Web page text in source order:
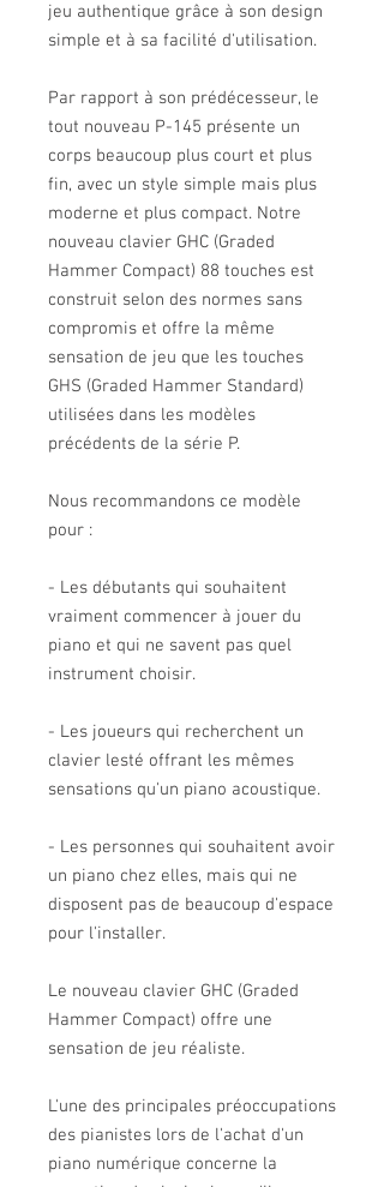
jeu authentique grâce à son design
simple et à sa facilité d'utilisation.
Par rapport à son prédécesseur, le
tout nouveau P-145 présente un
corps beaucoup plus court et plus
fin, avec un style simple mais plus
moderne et plus compact. Notre
nouveau clavier GHC (Graded
Hammer Compact) 88 touches est
construit selon des normes sans
compromis et offre la même
sensation de jeu que les touches
GHS (Graded Hammer Standard)
utilisées dans les modèles
précédents de la série P.
Nous recommandons ce modèle
pour :
- Les débutants qui souhaitent
vraiment commencer à jouer du
piano et qui ne savent pas quel
instrument choisir.
- Les joueurs qui recherchent un
clavier lesté offrant les mêmes
sensations qu'un piano acoustique.
- Les personnes qui souhaitent avoir
un piano chez elles, mais qui ne
disposent pas de beaucoup d'espace
pour l'installer.
Le nouveau clavier GHC (Graded
Hammer Compact) offre une
sensation de jeu réaliste.
L'une des principales préoccupations
des pianistes lors de l'achat d'un
piano numérique concerne la